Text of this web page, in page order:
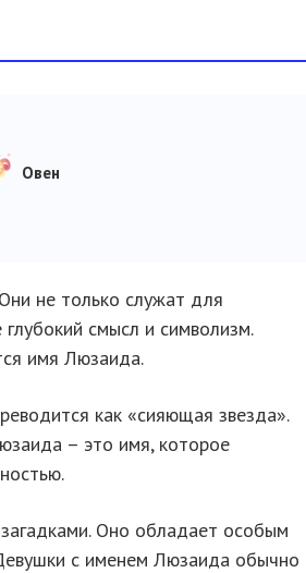
Овен
не только служат для
смысл и символизм.
имя Люзаида.
как «сияющая звезда».
– это имя, которое
Оно обладает особым
с именем Люзаида обычно